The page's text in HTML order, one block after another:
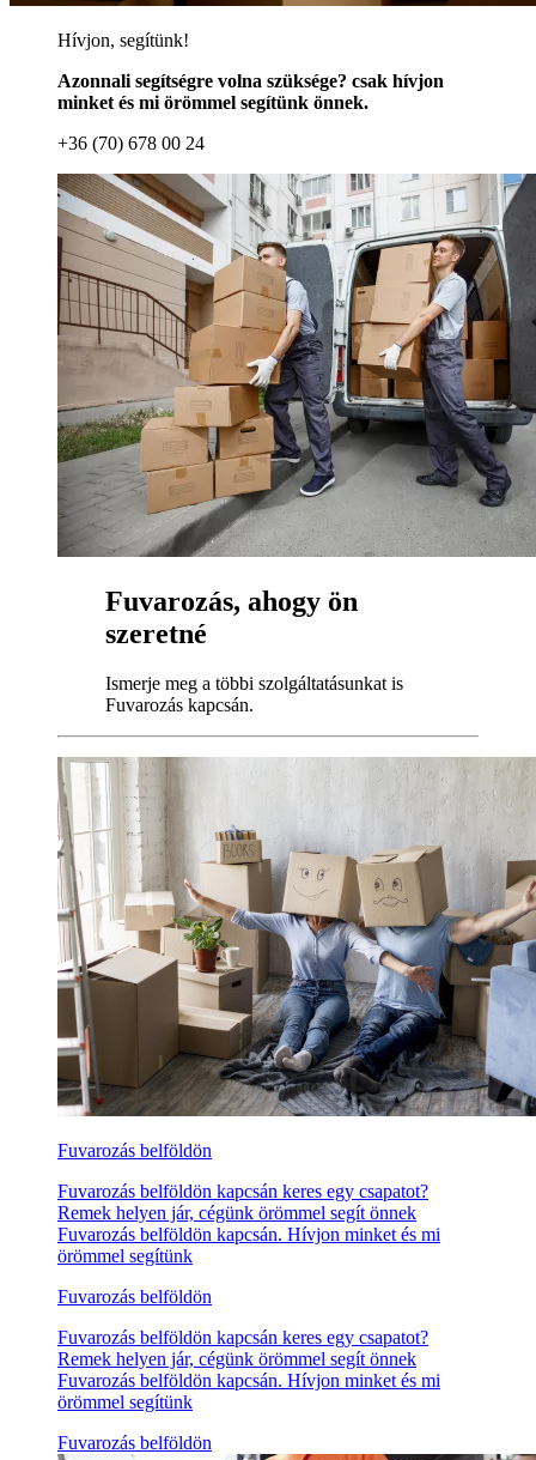
Hívjon, segítünk!
Azonnali segítségre volna szüksége? csak hívjon
minket és mi örömmel segítünk önnek.
+36 (70) 678 00 24
Fuvarozás, ahogy ön
szeretné
Ismerje meg a többi szolgáltatásunkat is
Fuvarozás kapcsán.
Fuvarozás belföldön
Fuvarozás belföldön kapcsán keres egy csapatot?
Remek helyen jár, cégünk örömmel segít önnek
Fuvarozás belföldön kapcsán. Hívjon minket és mi
örömmel segítünk
Fuvarozás belföldön
Fuvarozás belföldön kapcsán keres egy csapatot?
Remek helyen jár, cégünk örömmel segít önnek
Fuvarozás belföldön kapcsán. Hívjon minket és mi
örömmel segítünk
Fuvarozás belföldön